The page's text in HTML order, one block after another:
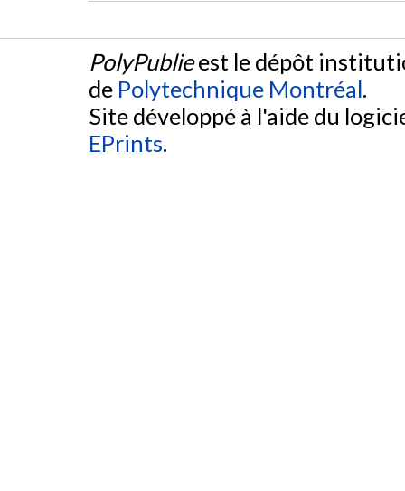
PolyPublieest le dépôt
de Polytechnique Montréal.
Site développé à l'aide du
EPrints.